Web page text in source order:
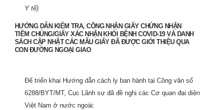
Y tế)
HƯỚNG DẪN KIỂM TRA, CÔNG NHẬN GIẤY CHỨNG NHẬN
TIÊM CHỦNG/GIẤY XÁC NHẬN KHỎI BỆNH COVID-19 VÀ DANH
SÁCH CẬP NHẬT CÁC MẪU GIẤY ĐÃ ĐƯỢC GIỚI THIỆU QUA
CON ĐƯỜNG NGOẠI GIAO
Để triển khai Hướng dẫn cách ly ban hành tại Công văn số
6288/BYT/MT, Cục Lãnh sự đã đề nghị các Cơ quan đại diện
Việt Nam ở nước ngoài: